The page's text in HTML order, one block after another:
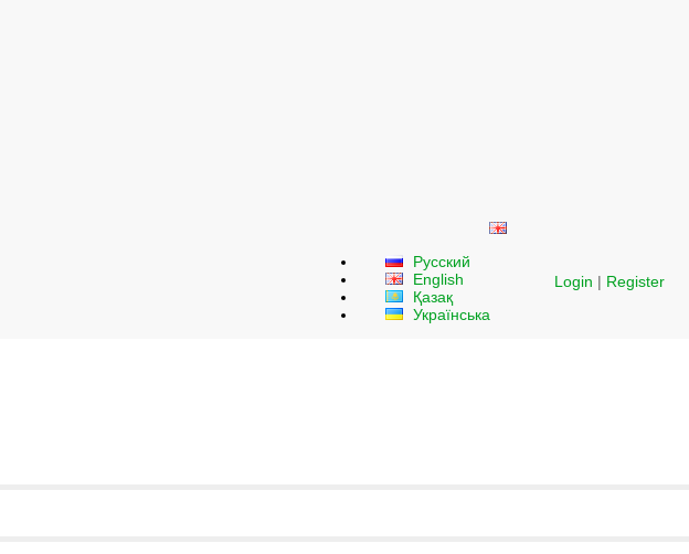
Русский
English
Қазақ
Українська
Login | Register